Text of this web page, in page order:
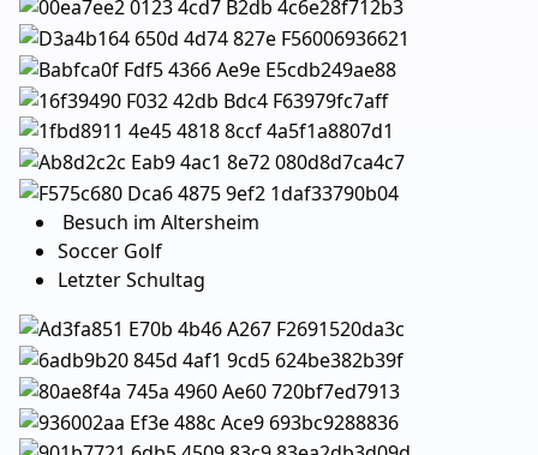
Besuch im Altersheim
Soccer Golf
Letzter Schultag